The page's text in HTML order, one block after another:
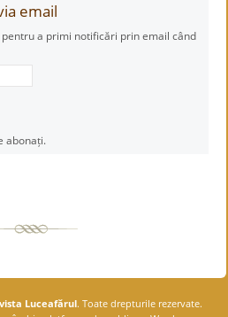
email
a primi notificări prin email când
abonați.
Luceafărul. Toate drepturile rezervate.